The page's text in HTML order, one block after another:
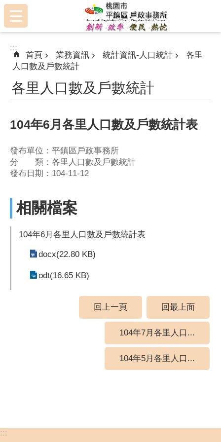
跳到主要內容區塊
:::
:::
首頁 業務資訊 統計資訊-人口統計
各里
人口數及戶數統計
各里人口數及戶數統計
104年6月各里人口數及戶數統計表
發布單位：平鎮區戶政事務所
分 類：各里人口數及戶數統計
發布日期：104-11-12
相關檔案
104年6月各里人口數及戶數統計表
docx(22.80 KB)
odt(16.65 KB)
回上一頁 回最上面
104年7月各里人口...
104年5月各里人口...
:::